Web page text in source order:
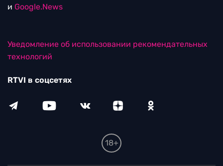
и Google.News
Уведомление об использовании рекомендательных
технологий
RTVI в соцсетях
18+